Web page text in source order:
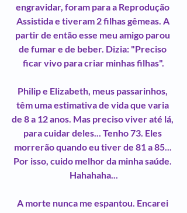
engravidar, foram para a Reprodução
Assistida e tiveram 2 filhas gêmeas. A
partir de então esse meu amigo parou
de fumar e de beber. Dizia: "Preciso
ficar vivo para criar minhas filhas".
Philip e Elizabeth, meus passarinhos,
têm uma estimativa de vida que varia
de 8 a 12 anos. Mas preciso viver até lá,
para cuidar deles... Tenho 73. Eles
morrerão quando eu tiver de 81 a 85...
Por isso, cuido melhor da minha saúde.
Hahahaha...
A morte nunca me espantou. Encarei